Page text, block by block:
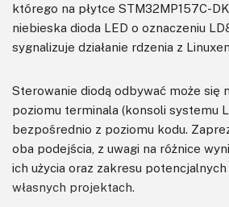
którego na płytce STM32MP157C-
niebieska dioda LED o oznaczeniu
sygnalizuje działanie rdzenia z
Sterowanie diodą odbywać może się
poziomu terminala (konsoli systemu
bezpośrednio z poziomu kodu.
oba podejścia, z uwagi na różnice
ich użycia oraz zakresu
własnych projektach.